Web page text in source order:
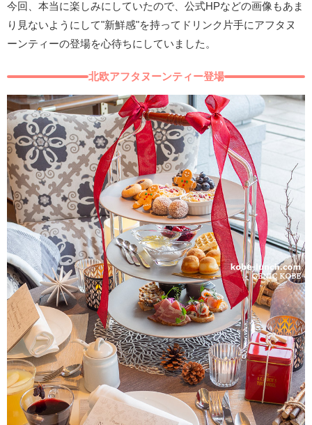
今回、本当に楽しみにしていたので、公式HPなどの画像もあま
り見ないようにして"新鮮感"を持ってドリンク片手にアフタヌ
ーンティーの登場を心待ちにしていました。
北欧アフタヌーンティー登場